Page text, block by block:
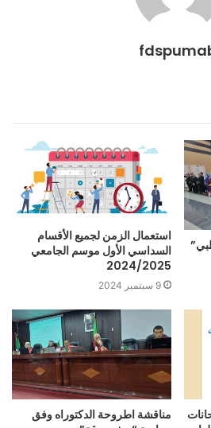
استعمال الزمن لجميع الأقسام
السداسي الأول موسم الجامعي
2024/2025
9 سبتمبر 2024
مناقشة اطروحة الدكتوراه وفق